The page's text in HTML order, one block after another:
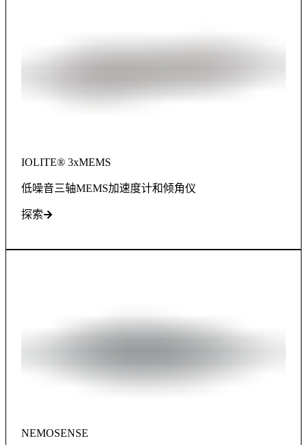
IOLITE® 3xMEMS
低噪音三轴MEMS加速度计和倾角仪
探索
NEMOSENSE